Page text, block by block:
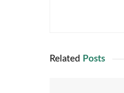
Related Posts